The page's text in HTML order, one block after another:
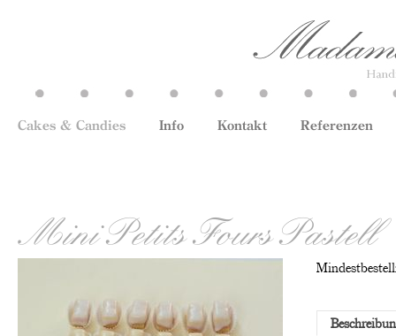
Cakes & Candies Info Kontakt Referenzen
Mini Petits Fours Pastell